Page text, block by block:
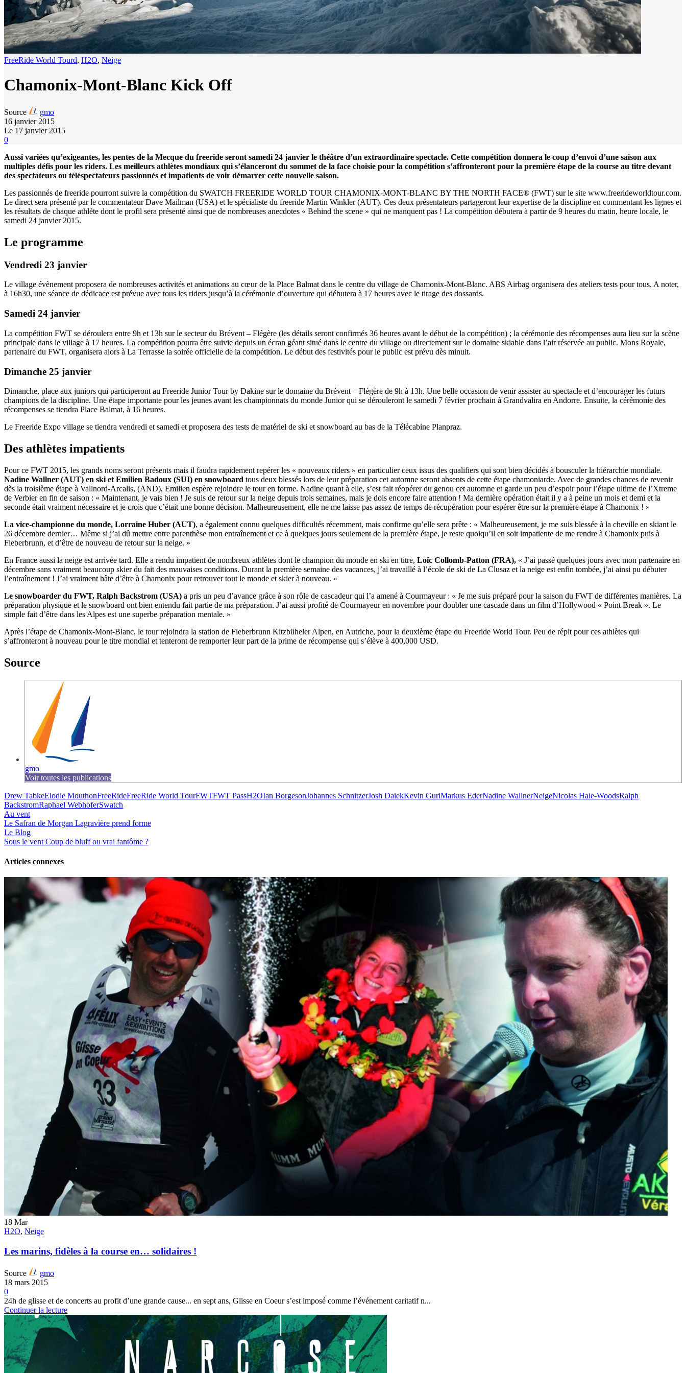
13Mar
Records,Vitesse absolue
28Fév
Un an déjà !
28 février 2025
0
Class40,Classe Ultim 32/23,Course au Large,IMOCA,Multi50 - Ocean Fifty,Transat Café l'Or,Transat Jacques Vabre
4 classes, 4 parcours, 4 duos vainqueurs
Source
13 février 2025
Classe Ultim 32/23,Records,Trophée Jules Verne
FreeRide World Tourd, H2O, Neige
Chamonix-Mont-Blanc Kick Off
Source
gmo
16 janvier 2015
Le 17 janvier 2015
0
Aussi variées qu’exigeantes, les pentes de la Mecque du freeride seront samedi 24 janvier le théâtre d’un extraordinaire spectacle. Cette compétition donnera le coup d’envoi d’une saison aux
multiples défis pour les riders. Les meilleurs athlètes mondiaux qui s’élanceront du sommet de la face choisie pour la compétition s’affronteront pour la première étape de la course au titre devant
des spectateurs ou téléspectateurs passionnés et impatients de voir démarrer cette nouvelle saison.
Les passionnés de freeride pourront suivre la compétition du SWATCH FREERIDE WORLD TOUR CHAMONIX-MONT-BLANC BY THE NORTH FACE® (FWT) sur le site www.freerideworldtour.com.
Le direct sera présenté par le commentateur Dave Mailman (USA) et le spécialiste du freeride Martin Winkler (AUT). Ces deux présentateurs partageront leur expertise de la discipline en commentant les lignes et
les résultats de chaque athlète dont le profil sera présenté ainsi que de nombreuses anecdotes « Behind the scene » qui ne manquent pas ! La compétition débutera à partir de 9 heures du matin, heure locale, le
samedi 24 janvier 2015.
Le programme
Vendredi 23 janvier
Le village évènement proposera de nombreuses activités et animations au cœur de la Place Balmat dans le centre du village de Chamonix-Mont-Blanc. ABS Airbag organisera des ateliers tests pour tous. A noter,
à 16h30, une séance de dédicace est prévue avec tous les riders jusqu’à la cérémonie d’ouverture qui débutera à 17 heures avec le tirage des dossards.
Samedi 24 janvier
La compétition FWT se déroulera entre 9h et 13h sur le secteur du Brévent – Flégère (les détails seront confirmés 36 heures avant le début de la compétition) ; la cérémonie des récompenses aura lieu sur la scène
principale dans le village à 17 heures. La compétition pourra être suivie depuis un écran géant situé dans le centre du village ou directement sur le domaine skiable dans l’air réservée au public. Mons Royale,
partenaire du FWT, organisera alors à La Terrasse la soirée officielle de la compétition. Le début des festivités pour le public est prévu dès minuit.
Dimanche 25 janvier
Dimanche, place aux juniors qui participeront au Freeride Junior Tour by Dakine sur le domaine du Brévent – Flégère de 9h à 13h. Une belle occasion de venir assister au spectacle et d’encourager les futurs
champions de la discipline. Une étape importante pour les jeunes avant les championnats du monde Junior qui se dérouleront le samedi 7 février prochain à Grandvalira en Andorre. Ensuite, la cérémonie des
récompenses se tiendra Place Balmat, à 16 heures.
Le Freeride Expo village se tiendra vendredi et samedi et proposera des tests de matériel de ski et snowboard au bas de la Télécabine Planpraz.
Des athlètes impatients
Pour ce FWT 2015, les grands noms seront présents mais il faudra rapidement repérer les « nouveaux riders » en particulier ceux issus des qualifiers qui sont bien décidés à bousculer la hiérarchie mondiale.
Nadine Wallner (AUT) en ski et Emilien Badoux (SUI) en snowboard tous deux blessés lors de leur préparation cet automne seront absents de cette étape chamoniarde. Avec de grandes chances de revenir
dès la troisième étape à Vallnord-Arcalis, (AND), Emilien espère rejoindre le tour en forme. Nadine quant à elle, s’est fait réopérer du genou cet automne et garde un peu d’espoir pour l’étape ultime de l’Xtreme
de Verbier en fin de saison : « Maintenant, je vais bien ! Je suis de retour sur la neige depuis trois semaines, mais je dois encore faire attention ! Ma dernière opération était il y a à peine un mois et demi et la
seconde était vraiment nécessaire et je crois que c’était une bonne décision. Malheureusement, elle ne me laisse pas assez de temps de récupération pour espérer être sur la première étape à Chamonix ! »
La vice-championne du monde, Lorraine Huber (AUT), a également connu quelques difficultés récemment, mais confirme qu’elle sera prête : « Malheureusement, je me suis blessée à la cheville en skiant le
26 décembre dernier… Même si j’ai dû mettre entre parenthèse mon entraînement et ce à quelques jours seulement de la première étape, je reste quoiqu’il en soit impatiente de me rendre à Chamonix puis à
Fieberbrunn, et d’être de nouveau de retour sur la neige. »
En France aussi la neige est arrivée tard. Elle a rendu impatient de nombreux athlètes dont le champion du monde en ski en titre, Loïc Collomb-Patton (FRA), « J’ai passé quelques jours avec mon partenaire en
décembre sans vraiment beaucoup skier du fait des mauvaises conditions. Durant la première semaine des vacances, j’ai travaillé à l’école de ski de La Clusaz et la neige est enfin tombée, j’ai ainsi pu débuter
l’entraînement ! J’ai vraiment hâte d’être à Chamonix pour retrouver tout le monde et skier à nouveau. »
Le snowboarder du FWT, Ralph Backstrom (USA) a pris un peu d’avance grâce à son rôle de cascadeur qui l’a amené à Courmayeur : « Je me suis préparé pour la saison du FWT de différentes manières. La
préparation physique et le snowboard ont bien entendu fait partie de ma préparation. J’ai aussi profité de Courmayeur en novembre pour doubler une cascade dans un film d’Hollywood « Point Break ». Le
simple fait d’être dans les Alpes est une superbe préparation mentale. »
Après l’étape de Chamonix-Mont-Blanc, le tour rejoindra la station de Fieberbrunn Kitzbüheler Alpen, en Autriche, pour la deuxième étape du Freeride World Tour. Peu de répit pour ces athlètes qui
s’affronteront à nouveau pour le titre mondial et tenteront de remporter leur part de la prime de récompense qui s’élève à 400,000 USD.
Source
gmo
Voir toutes les publications
Drew TabkeElodie MouthonFreeRideFreeRide World TourFWTFWT PassH2OIan BorgesonJohannes SchnitzerJosh DaiekKevin GuriMarkus EderNadine WallnerNeigeNicolas Hale-WoodsRalph
BackstromRaphael WebhoferSwatch
Au vent
Le Safran de Morgan Lagravière prend forme
Le Blog
Sous le vent Coup de bluff ou vrai fantôme ?
Articles connexes
18 Mar
H2O, Neige
Les marins, fidèles à la course en… solidaires !
Source
gmo
18 mars 2015
0
24h de glisse et de concerts au profit d’une grande cause... en sept ans, Glisse en Coeur s’est imposé comme l’événement caritatif n...
Continuer la lecture